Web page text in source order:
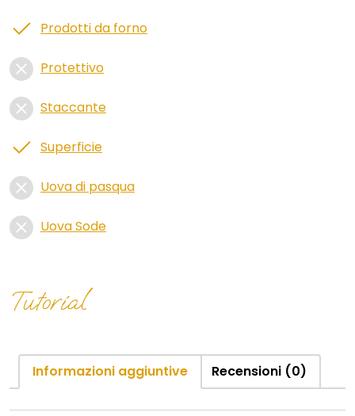
Prodotti da forno
Protettivo
Staccante
Superficie
Uova di pasqua
Uova Sode
Tutorial
Informazioni aggiuntive Recensioni (0)